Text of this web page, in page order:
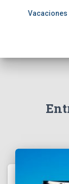
Vacaciones